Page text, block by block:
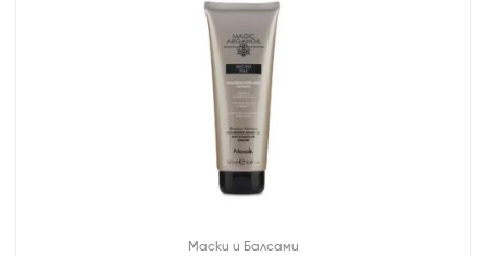
Маски и Балсами